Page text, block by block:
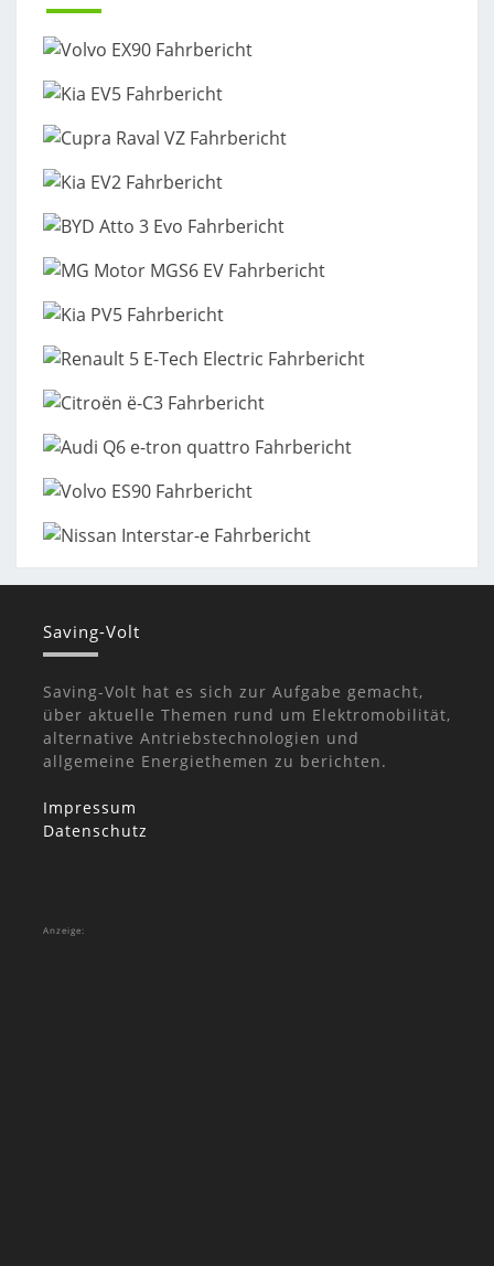
Saving-Volt
Saving-Volt hat es sich zur Aufgabe gemacht,
über aktuelle Themen rund um Elektromobilität,
alternative Antriebstechnologien und
allgemeine Energiethemen zu berichten.
Impressum
Datenschutz
Anzeige: